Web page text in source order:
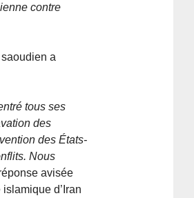
contre
a
tous ses
des
des États-
Nous
avisée
d’Iran